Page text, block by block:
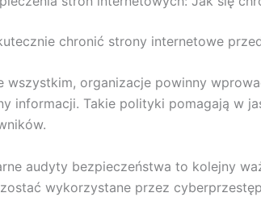
chronić strony internetowe
wszystkim, organizacje powinny
informacji. Takie polityki pomagają w
audyty bezpieczeństwa to kolejny
wykorzystane przez